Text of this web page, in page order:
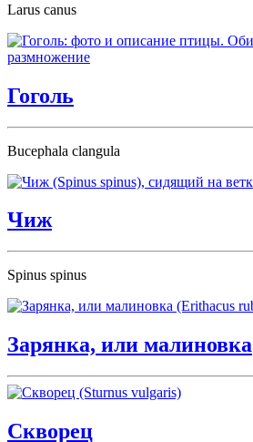
Larus canus
Гоголь
Bucephala clangula
Чиж
Spinus spinus
Зарянка, или малиновка
Скворец